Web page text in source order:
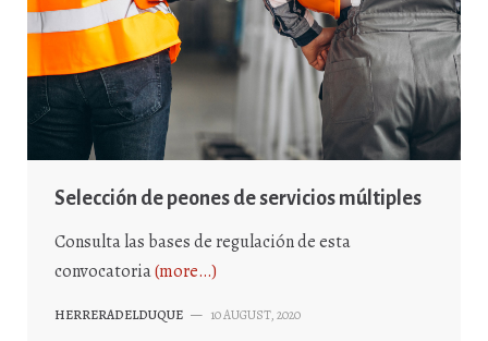
Selección de peones de servicios múltiples
Consulta las bases de regulación de esta
convocatoria(more…)
HERRERADELDUQUE — 10 AUGUST, 2020